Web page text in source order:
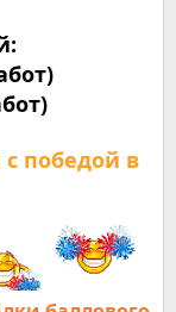
победой в